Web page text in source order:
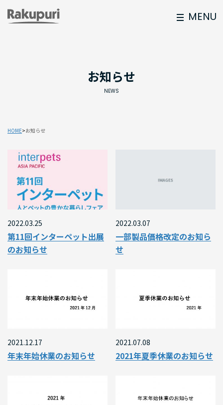
MENU
お知らせ
NEWS
HOME お知らせ
2022.03.25
第11回インターペット出展
のお知らせ
2022.03.07
一部製品価格改定のお知ら
せ
2021.12.17
年末年始休業のお知らせ
2021.07.08
2021年夏季休業のお知らせ